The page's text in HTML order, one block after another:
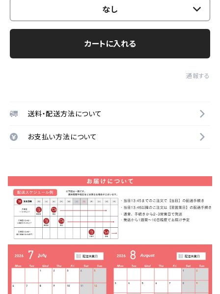
なし
カートに入れる
通報する
送料・配送方法について
お支払い方法について